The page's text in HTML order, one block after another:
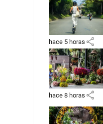
hace 5 horas share
hace 8 horas share